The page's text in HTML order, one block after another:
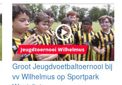
Groot Jeugdvoetbaltoernooi bij
vv Wilhelmus op Sportpark